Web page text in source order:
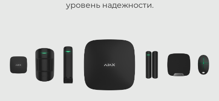
уровень надежности.